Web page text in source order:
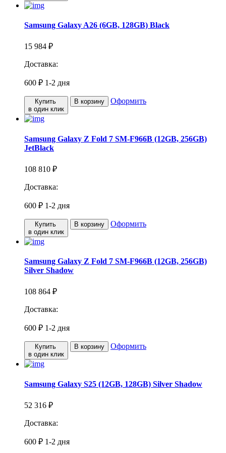
Samsung Galaxy A26 (6GB, 128GB) Black
15 984 ₽
Доставка:
600 ₽ 1-2 дня
Купить
в один клик
В корзину Оформить
Samsung Galaxy Z Fold 7 SM-F966B (12GB, 256GB)
JetBlack
108 810 ₽
Доставка:
600 ₽ 1-2 дня
Купить
в один клик
В корзину Оформить
Samsung Galaxy Z Fold 7 SM-F966B (12GB, 256GB)
Silver Shadow
108 864 ₽
Доставка:
600 ₽ 1-2 дня
Купить
в один клик
В корзину Оформить
Samsung Galaxy S25 (12GB, 128GB) Silver Shadow
52 316 ₽
Доставка:
600 ₽ 1-2 дня